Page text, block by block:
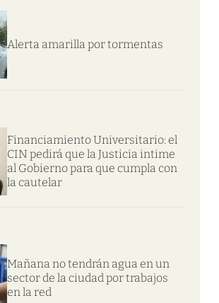
Alerta amarilla por tormentas
Financiamiento Universitario: el
CIN pedirá que la Justicia intime
al Gobierno para que cumpla con
la cautelar
Mañana no tendrán agua en un
sector de la ciudad por trabajos
en la red